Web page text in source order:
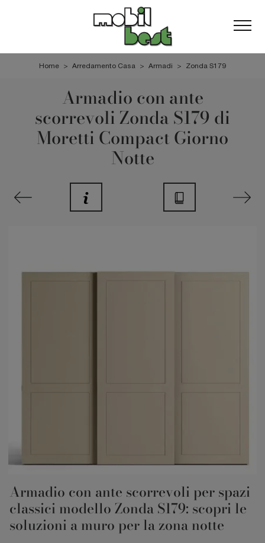
Home > Arredamento Casa > Armadi > Zonda S179
Armadio con ante
scorrevoli Zonda S179 di
Moretti Compact Giorno
Notte
Armadio con ante scorrevoli per spazi
classici modello Zonda S179: scopri le
soluzioni a muro per la zona notte